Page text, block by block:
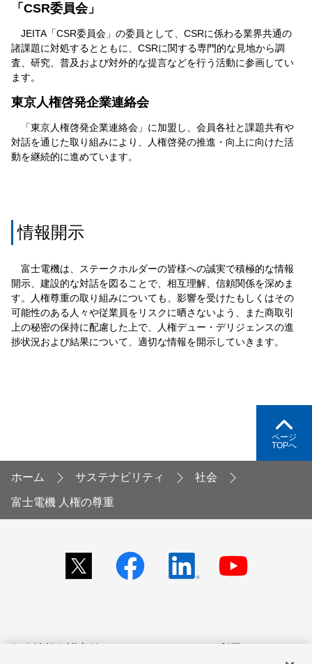
「CSR委員会」
JEITA「CSR委員会」の委員として、CSRに係わる業界共通の
諸課題に対処するとともに、CSRに関する専門的な見地から調
査、研究、普及および対外的な提言などを行う活動に参画してい
ます。
東京人権啓発企業連絡会
「東京人権啓発企業連絡会」に加盟し、会員各社と課題共有や
対話を通じた取り組みにより、人権啓発の推進・向上に向けた活
動を継続的に進めています。
情報開示
富士電機は、ステークホルダーの皆様への誠実で積極的な情報
開示、建設的な対話を図ることで、相互理解、信頼関係を深めま
す。人権尊重の取り組みについても、影響を受けたもしくはその
可能性のある人々や従業員をリスクに晒さないよう、また商取引
上の秘密の保持に配慮した上で、人権デュー・デリジェンスの進
捗状況および結果について、適切な情報を開示していきます。
ページ
TOPへ
ホーム サステナビリティ 社会
富士電機 人権の尊重